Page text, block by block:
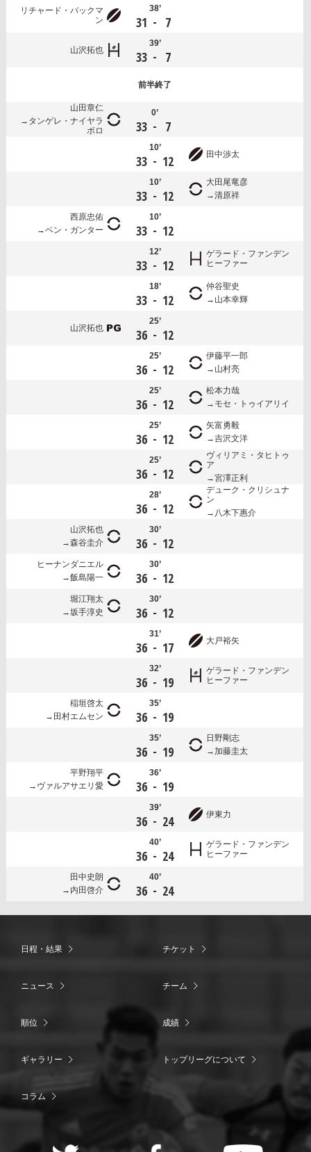
リチャード・バックマ
ン
38’
31 - 7
山沢拓也
39’
33 - 7
前半終了
山田章仁
タンゲレ・ナイヤラ
ボロ
0’
33 - 7
10’
33 - 12 田中渉太
10’
33 - 12
大田尾竜彦
清原祥
西原忠佑
ベン・ガンター
10’
33 - 12
12’
33 - 12
ゲラード・ファンデン
ヒーファー
18’
33 - 12
仲谷聖史
山本幸輝
山沢拓也
25’
36 - 12
25’
36 - 12
伊藤平一郎
山村亮
25’
36 - 12
松本力哉
モセ・トゥイアリイ
25’
36 - 12
矢富勇毅
吉沢文洋
25’
36 - 12
ヴィリアミ・タヒトゥ
ア
宮澤正利
28’
36 - 12
デューク・クリシュナ
ン
八木下惠介
山沢拓也
森谷圭介
30’
36 - 12
ヒーナンダニエル
飯島陽一
30’
36 - 12
堀江翔太
坂手淳史
30’
36 - 12
31’
36 - 17 大戸裕矢
32’
36 - 19
ゲラード・ファンデン
ヒーファー
稲垣啓太
田村エムセン
35’
36 - 19
35’
36 - 19
日野剛志
加藤圭太
平野翔平
ヴァルアサエリ愛
36’
36 - 19
39’
36 - 24 伊東力
40’
36 - 24
ゲラード・ファンデン
ヒーファー
田中史朗
内田啓介
40’
36 - 24
日程・結果 チケット
ニュース チーム
順位 成績
ギャラリー トップリーグについて
コラム